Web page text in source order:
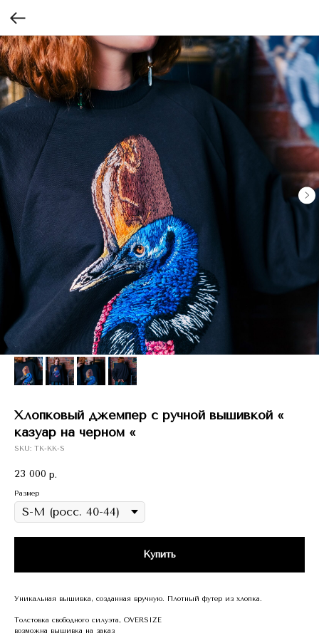
Хлопковый джемпер с ручной вышивкой «
казуар на черном «
SKU: TK-КК-S
23 000 р.
Размер
Купить
Уникальная вышивка, созданная вручную. Плотный футер из хлопка.
Толстовка свободного силуэта, OVERSIZE
возможна вышивка на заказ